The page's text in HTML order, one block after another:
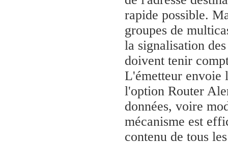
rapide possible.
groupes de
la signalisation
doivent tenir
L'émetteur envoie
l'option Router
données, voire
mécanisme est
contenu de tous